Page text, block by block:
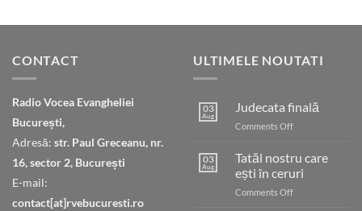
CONTACT
Radio Vocea Evangheliei
București,
Adresă: str. Paul Greceanu, nr.
16, sector 2, București
E-mail:
contact[at]rvebucuresti.ro
ULTIMELE NOUTATI
03
Aug
Judecata finală
Comments Offon
03
Aug
Tatăl nostru care
ești în ceruri
Comments Offon